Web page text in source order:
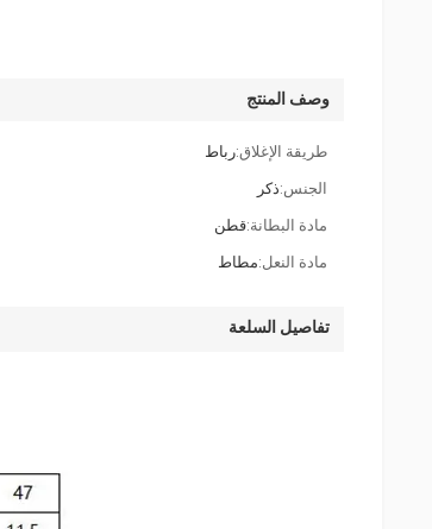
وصف المنتج
طريقة الإغلاق:رباط
الجنس:ذكر
مادة البطانة:قطن
مادة النعل:مطاط
تفاصيل السلعة